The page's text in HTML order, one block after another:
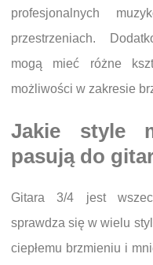
profesjonalnych
przestrzeniach.
mogą mieć różne
możliwości w zakresie
Jakie style
pasują do
Gitara 3/4 jest
sprawdza się w wielu
ciepłemu brzmieniu i